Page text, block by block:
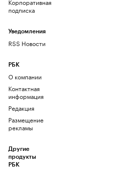
подписка
Уведомления
RSS Новости
РБК
О компании
Контактная
информация
Редакция
Размещение
рекламы
Другие
продукты
РБК